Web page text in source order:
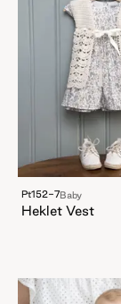
Pt152-7Baby
Heklet Vest